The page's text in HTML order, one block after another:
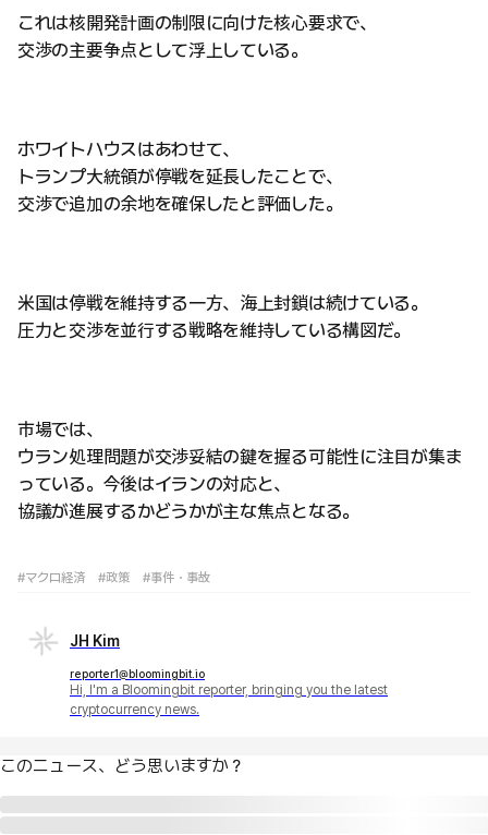
これは核開発計画の制限に向けた核心要求で、
交渉の主要争点として浮上している。
ホワイトハウスはあわせて、
トランプ大統領が停戦を延長したことで、
交渉で追加の余地を確保したと評価した。
米国は停戦を維持する一方、海上封鎖は続けている。
圧力と交渉を並行する戦略を維持している構図だ。
市場では、
ウラン処理問題が交渉妥結の鍵を握る可能性に注目が集ま
っている。今後はイランの対応と、
協議が進展するかどうかが主な焦点となる。
#マクロ経済 #政策 #事件・事故
JH Kim
reporter1@bloomingbit.io
Hi, I'm a Bloomingbit reporter, bringing you the latest
cryptocurrency news.
このニュース、どう思いますか？